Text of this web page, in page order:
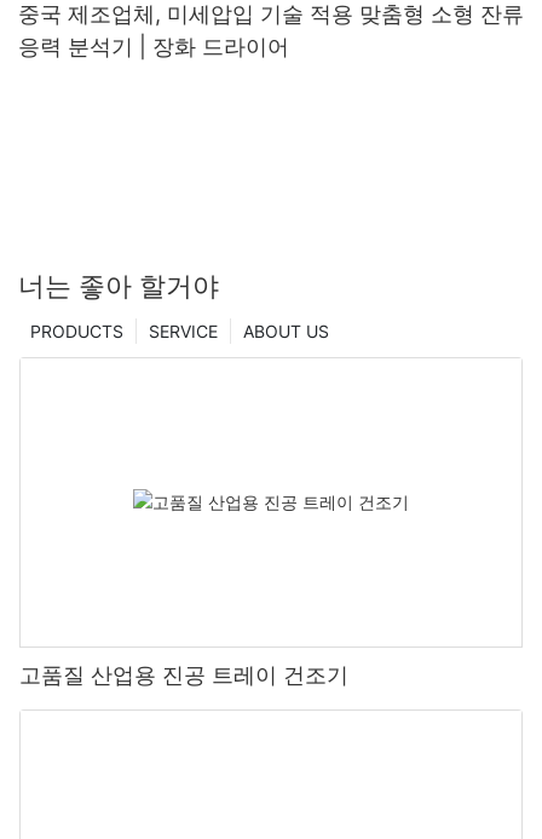
중국 제조업체, 미세압입 기술 적용 맞춤형 소형 잔류
응력 분석기 | 장화 드라이어
너는 좋아 할거야
ABOUT US
SERVICE
PRODUCTS
고품질 산업용 진공 트레이 건조기